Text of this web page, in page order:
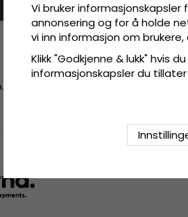
Vi bruker
annonsering og for å holde
vi inn informasjon om
Klikk "Godkjenne & lukk" hvis
informasjonskapsler du tillater